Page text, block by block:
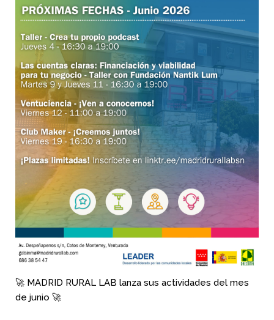
🚀 MADRID RURAL LAB lanza sus actividades del mes
de junio 🚀